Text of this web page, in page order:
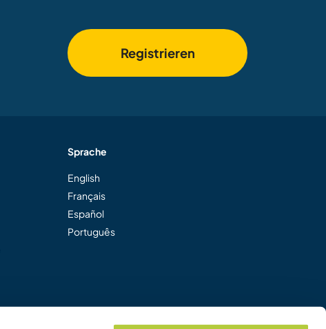
Registrieren
Sprache
English
Français
Español
Português